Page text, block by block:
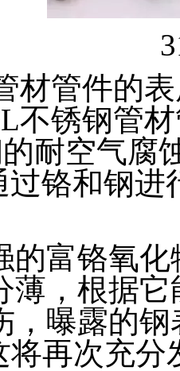
材管件的
不锈钢管
耐空气腐
过铬和钢
的富铬氧
薄，根据
，曝露的
将再次充